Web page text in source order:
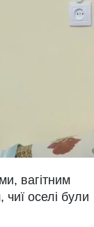
вагітним
оселі були